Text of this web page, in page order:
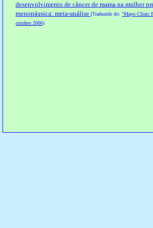
desenvolvimento de câncer de mama na mulher
menopáusica: meta-análise (Traduzido do: "Mayo Clinic
outubro 2006)